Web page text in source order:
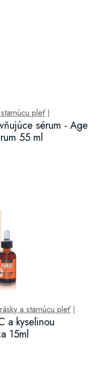
pleť |
sérum - Age
55 ml
a starnúcu pleť |
a kyselinou
15ml